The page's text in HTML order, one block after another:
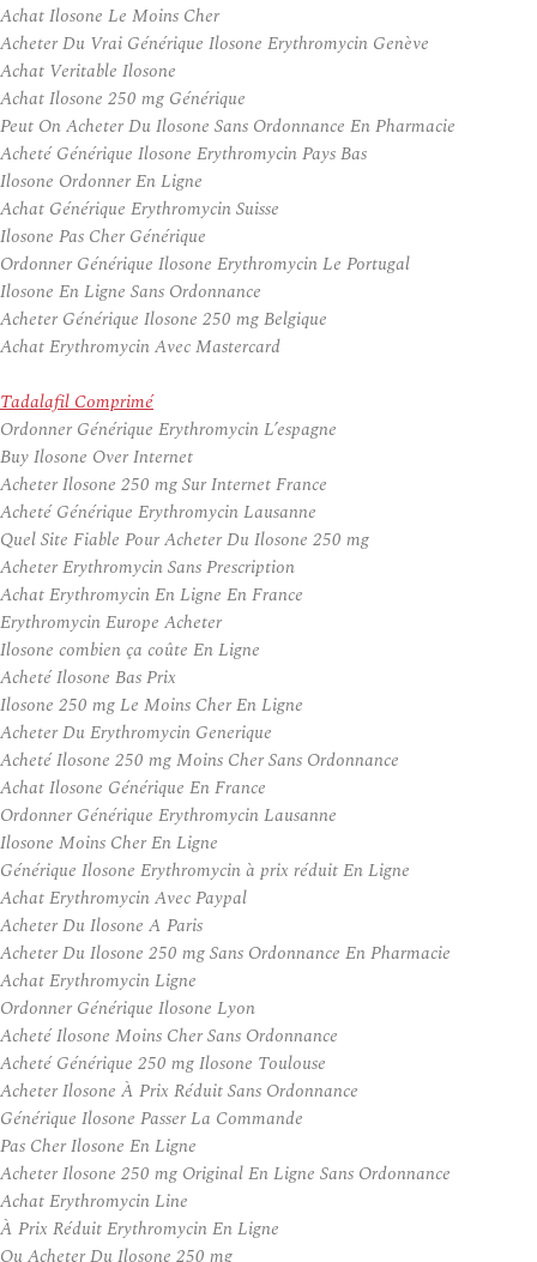
Achat Ilosone Le Moins Cher
Acheter Du Vrai Générique Ilosone Erythromycin Genève
Achat Veritable Ilosone
Achat Ilosone 250 mg Générique
Peut On Acheter Du Ilosone Sans Ordonnance En Pharmacie
Acheté Générique Ilosone Erythromycin Pays Bas
Ilosone Ordonner En Ligne
Achat Générique Erythromycin Suisse
Ilosone Pas Cher Générique
Ordonner Générique Ilosone Erythromycin Le Portugal
Ilosone En Ligne Sans Ordonnance
Acheter Générique Ilosone 250 mg Belgique
Achat Erythromycin Avec Mastercard
Tadalafil Comprimé
Ordonner Générique Erythromycin L’espagne
Buy Ilosone Over Internet
Acheter Ilosone 250 mg Sur Internet France
Acheté Générique Erythromycin Lausanne
Quel Site Fiable Pour Acheter Du Ilosone 250 mg
Acheter Erythromycin Sans Prescription
Achat Erythromycin En Ligne En France
Erythromycin Europe Acheter
Ilosone combien ça coûte En Ligne
Acheté Ilosone Bas Prix
Ilosone 250 mg Le Moins Cher En Ligne
Acheter Du Erythromycin Generique
Acheté Ilosone 250 mg Moins Cher Sans Ordonnance
Achat Ilosone Générique En France
Ordonner Générique Erythromycin Lausanne
Ilosone Moins Cher En Ligne
Générique Ilosone Erythromycin à prix réduit En Ligne
Achat Erythromycin Avec Paypal
Acheter Du Ilosone A Paris
Acheter Du Ilosone 250 mg Sans Ordonnance En Pharmacie
Achat Erythromycin Ligne
Ordonner Générique Ilosone Lyon
Acheté Ilosone Moins Cher Sans Ordonnance
Acheté Générique 250 mg Ilosone Toulouse
Acheter Ilosone À Prix Réduit Sans Ordonnance
Générique Ilosone Passer La Commande
Pas Cher Ilosone En Ligne
Acheter Ilosone 250 mg Original En Ligne Sans Ordonnance
Achat Erythromycin Line
À Prix Réduit Erythromycin En Ligne